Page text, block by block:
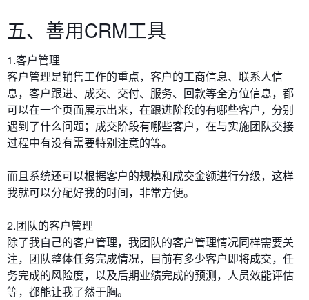
五、善用CRM工具
1.客户管理
客户管理是销售工作的重点，客户的工商信息、联系人信
息， 客户跟进、成交、交付、服务、回款等全方位信息，都
可以在一个页面展示出来，在跟进阶段的有哪些客户，分别
遇到了什么问题；成交阶段有哪些客户，在与实施团队交接
过程中有没有需要特别注意的等。
而且系统还可以根据客户的规模和成交金额进行分级，这样
我就可以分配好我的时间，非常方便。
2.团队的客户管理
除了我自己的客户管理，我团队的客户管理情况同样需要关
注，团队整体任务完成情况，目前有多少客户即将成交，任
务完成的风险度，以及后期业绩完成的预测， 人员效能评估
等，都能让我了然于胸。